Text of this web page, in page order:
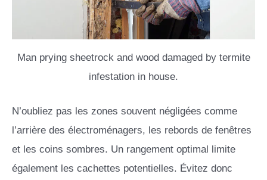
Man prying sheetrock and wood damaged by termite
infestation in house.
N’oubliez pas les zones souvent négligées comme
l’arrière des électroménagers, les rebords de fenêtres
et les coins sombres. Un rangement optimal limite
également les cachettes potentielles. Évitez donc